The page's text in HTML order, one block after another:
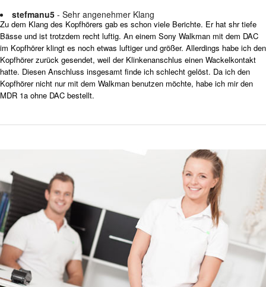
stefmanu5 - Sehr angenehmer Klang
Zu dem Klang des Kopfhörers gab es schon viele Berichte. Er hat shr tiefe
Bässe und ist trotzdem recht luftig. An einem Sony Walkman mit dem DAC
im Kopfhörer klingt es noch etwas luftiger und größer. Allerdings habe ich den
Kopfhörer zurück gesendet, weil der Klinkenanschlus einen Wackelkontakt
hatte. Diesen Anschluss insgesamt finde ich schlecht gelöst. Da ich den
Kopfhörer nicht nur mit dem Walkman benutzen möchte, habe ich mir den
MDR 1a ohne DAC bestellt.